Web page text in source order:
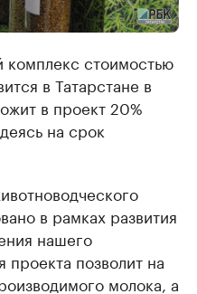
комплекс стоимостью
в Татарстане в
в проект 20%
на срок
в рамках развития
нашего
проекта позволит на
молока, а